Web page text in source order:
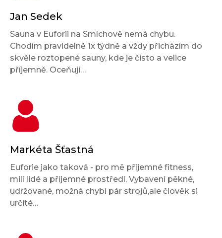
Jan Sedek
Sauna v Euforii na Smíchově nemá chybu.
Chodím pravidelně 1x týdně a vždy přicházím do
skvěle roztopené sauny, kde je čisto a velice
příjemně. Oceňuji…
Markéta Šťastná
Euforie jako taková - pro mě příjemné fitness,
milí lidé a příjemné prostředí. Vybavení pěkné,
udržované, možná chybí pár strojů,ale člověk si
určité…